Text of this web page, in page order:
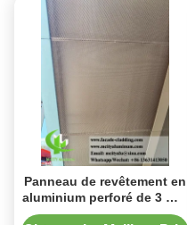
Panneau de revêtement en
aluminium perforé de 3 mm
de couleur dorée PVDF